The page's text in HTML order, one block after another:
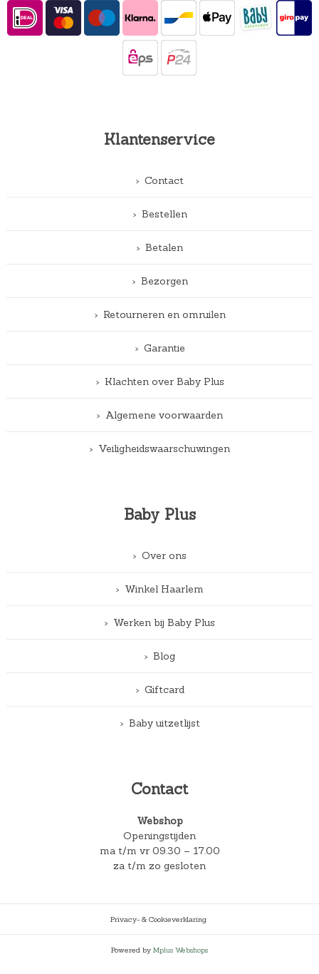
Klantenservice
Contact
Bestellen
Betalen
Bezorgen
Retourneren en omruilen
Garantie
Klachten over Baby Plus
Algemene voorwaarden
Veiligheidswaarschuwingen
Baby Plus
Over ons
Winkel Haarlem
Werken bij Baby Plus
Blog
Giftcard
Baby uitzetlijst
Contact
Webshop
Openingstijden
ma t/m vr 09.30 – 17.00
za t/m zo gesloten
Privacy- & Cookieverklaring
Powered by Mplus Webshops